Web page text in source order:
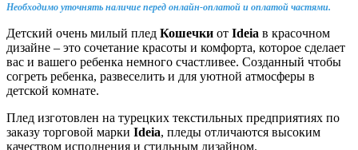
Необходимо уточнять наличие перед онлайн-оплатой и оплатой частями.
Детский очень милый плед Кошечки от Ideia в красочном
дизайне – это сочетание красоты и комфорта, которое сделает
вас и вашего ребенка немного счастливее. Созданный чтобы
согреть ребенка, развеселить и для уютной атмосферы в
детской комнате.
Плед изготовлен на турецких текстильных предприятиях по
заказу торговой марки Ideia, пледы отличаются высоким
качеством исполнения и стильным дизайном.